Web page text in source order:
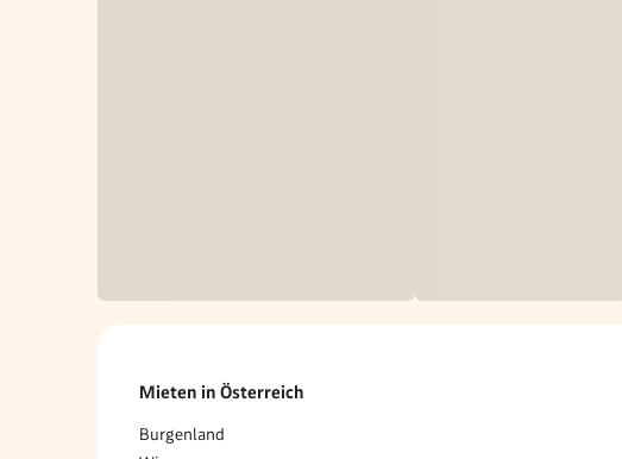
Mieten in Österreich
Burgenland